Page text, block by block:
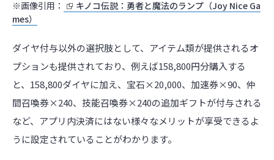
※画像引用：
キノコ伝説：勇者と魔法のランプ（Joy Nice Ga
mes）
ダイヤ付与以外の選択肢として、アイテム類が提供されるオ
プションも提供されており、例えば158,800円分購入する
と、158,800ダイヤに加え、宝石×20,000、加速券×90、仲
間召喚券×240、技能召喚券×240の追加ギフトが付与される
など、アプリ内決済にはない様々なメリットが享受できるよ
うに設定されていることがわかります。